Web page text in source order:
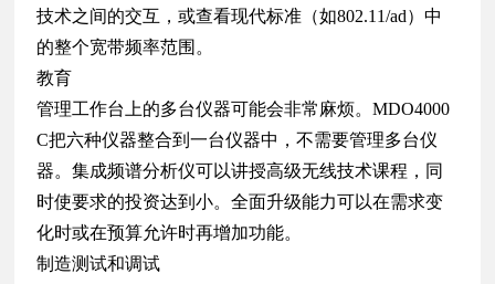
技术之间的交互，或查看现代标准（如802.11/ad）中
的整个宽带频率范围。
教育
管理工作台上的多台仪器可能会非常麻烦。MDO4000
C把六种仪器整合到一台仪器中，不需要管理多台仪
器。集成频谱分析仪可以讲授高级无线技术课程，同
时使要求的投资达到小。全面升级能力可以在需求变
化时或在预算允许时再增加功能。
制造测试和调试